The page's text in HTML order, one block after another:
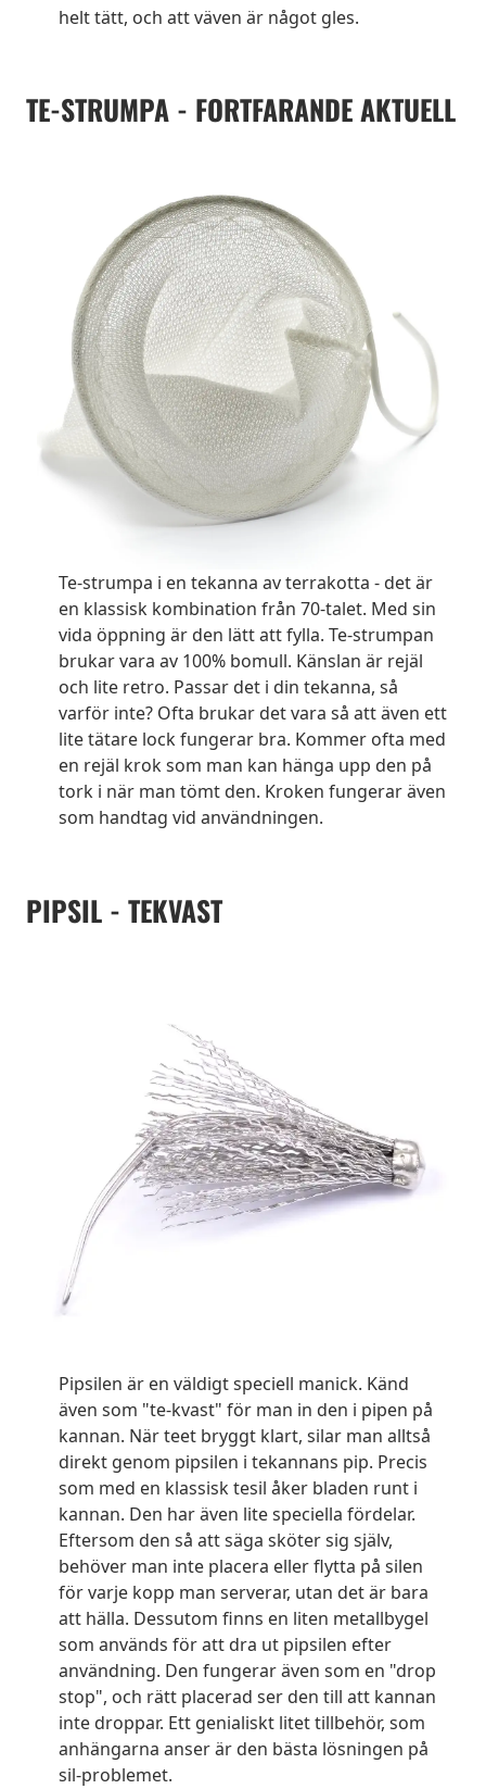
helt tätt, och att väven är något gles.
TE-STRUMPA - FORTFARANDE AKTUELL
Te-strumpa i en tekanna av terrakotta - det är
en klassisk kombination från 70-talet. Med sin
vida öppning är den lätt att fylla. Te-strumpan
brukar vara av 100% bomull. Känslan är rejäl
och lite retro. Passar det i din tekanna, så
varför inte? Ofta brukar det vara så att även ett
lite tätare lock fungerar bra. Kommer ofta med
en rejäl krok som man kan hänga upp den på
tork i när man tömt den. Kroken fungerar även
som handtag vid användningen.
PIPSIL - TEKVAST
Pipsilen är en väldigt speciell manick. Känd
även som "te-kvast" för man in den i pipen på
kannan. När teet bryggt klart, silar man alltså
direkt genom pipsilen i tekannans pip. Precis
som med en klassisk tesil åker bladen runt i
kannan. Den har även lite speciella fördelar.
Eftersom den så att säga sköter sig själv,
behöver man inte placera eller flytta på silen
för varje kopp man serverar, utan det är bara
att hälla. Dessutom finns en liten metallbygel
som används för att dra ut pipsilen efter
användning. Den fungerar även som en "drop
stop", och rätt placerad ser den till att kannan
inte droppar. Ett genialiskt litet tillbehör, som
anhängarna anser är den bästa lösningen på
sil-problemet.